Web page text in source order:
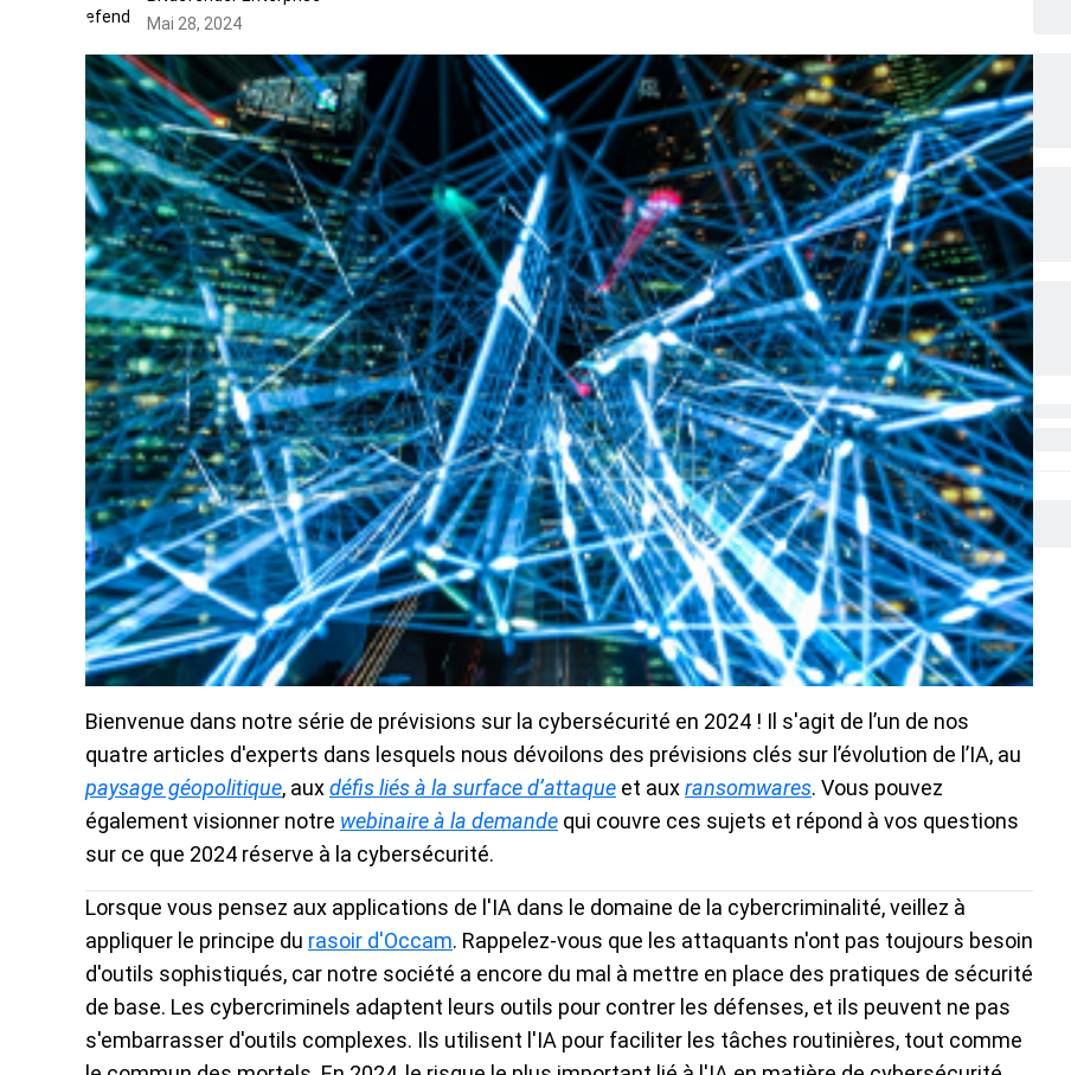
Mai 28, 2024
Bienvenue dans notre série de prévisions sur la cybersécurité en 2024 ! Il s'agit de l’un de nos
quatre articles d'experts dans lesquels nous dévoilons des prévisions clés sur l’évolution de l’IA, au
paysage géopolitique, auxdéfis liés à la surface d’attaque et auxransomwares. Vous pouvez
également visionner notre webinaire à la demande qui couvre ces sujets et répond à vos questions
sur ce que 2024 réserve à la cybersécurité.
Lorsque vous pensez aux applications de l'IA dans le domaine de la cybercriminalité, veillez à
appliquer le principe du rasoir d'Occam. Rappelez-vous que les attaquants n'ont pas toujours besoin
d'outils sophistiqués, car notre société a encore du mal à mettre en place des pratiques de sécurité
de base. Les cybercriminels adaptent leurs outils pour contrer les défenses, et ils peuvent ne pas
s'embarrasser d'outils complexes. Ils utilisent l'IA pour faciliter les tâches routinières, tout comme